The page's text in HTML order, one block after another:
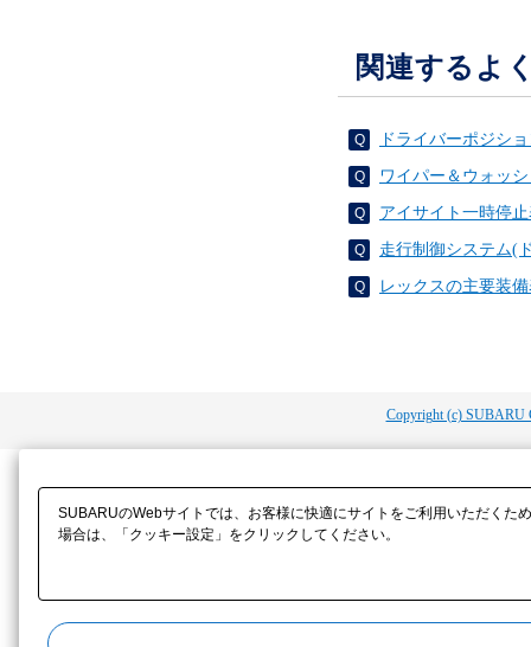
関連するよ
ドライバーポジシ
ワイパー＆ウォッ
アイサイト一時停
走行制御システム(
レックスの主要装
Copyright (c) SUBARU
SUBARUのWebサイトでは、お客様に快適にサイトをご利用いただく
場合は、「クッキー設定」をクリックしてください。​